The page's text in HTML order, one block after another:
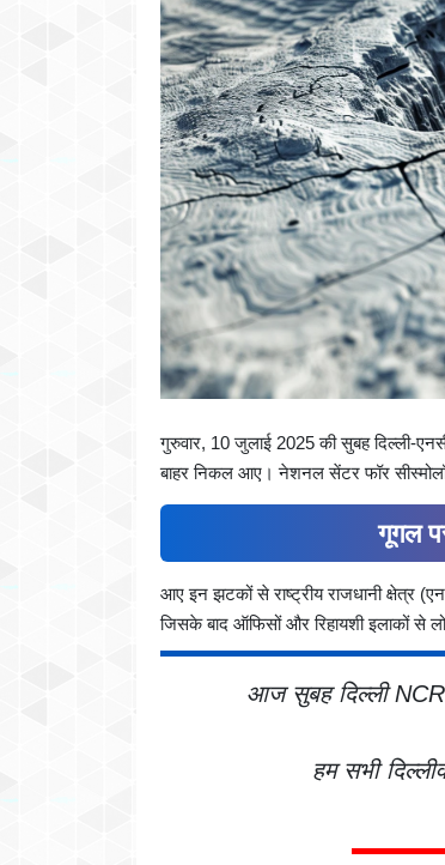
गुरुवार, 10 जुलाई 2025 की सुबह दिल्ली-
बाहर निकल आए। नेशनल सेंटर फॉर
गूगल
आए इन झटकों से राष्ट्रीय राजधानी क्षेत्र
जिसके बाद ऑफिसों और रिहायशी इलाकों से
आज सुबह दिल्ली
हम सभी